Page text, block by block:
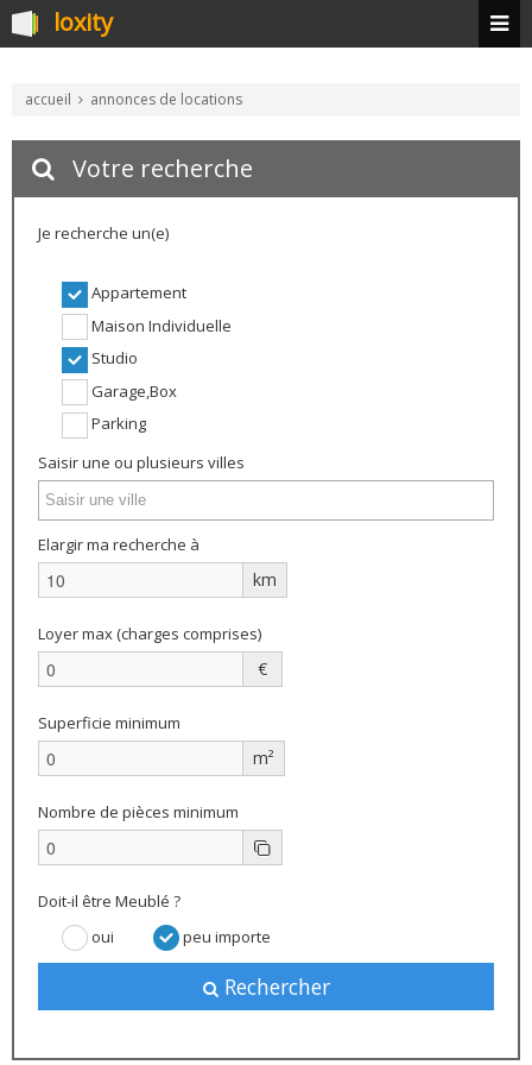
loxity
accueil annonces de locations
Votre recherche
Je recherche un(e)
Appartement
Maison Individuelle
Studio
Garage,Box
Parking
Saisir une ou plusieurs villes
Elargir ma recherche à
km
Loyer max (charges comprises)
€
Superficie minimum
m²
Nombre de pièces minimum
Doit-il être Meublé ?
oui
peu importe
Rechercher